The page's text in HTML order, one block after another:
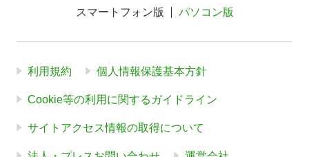
スマートフォン版 パソコン版
利用規約 個人情報保護基本方針
Cookie等の利用に関するガイドライン
サイトアクセス情報の取得について